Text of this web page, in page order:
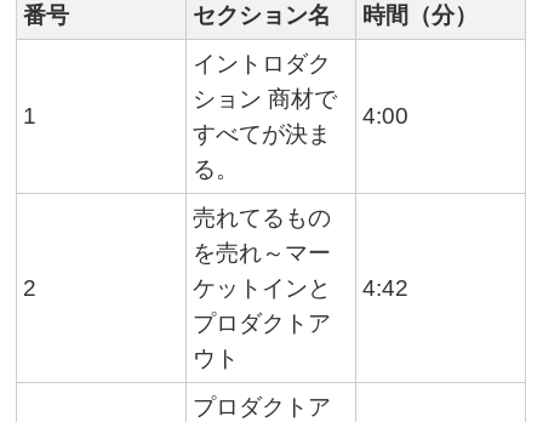
番号 セクション名 時間（分）
1
イントロダク
ション 商材で
すべてが決ま
る。
4:00
2
売れてるもの
を売れ～マー
ケットインと
プロダクトア
ウト
4:42
プロダクトア